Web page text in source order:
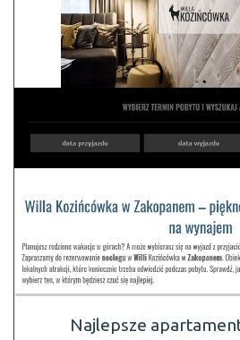
Najlepsze